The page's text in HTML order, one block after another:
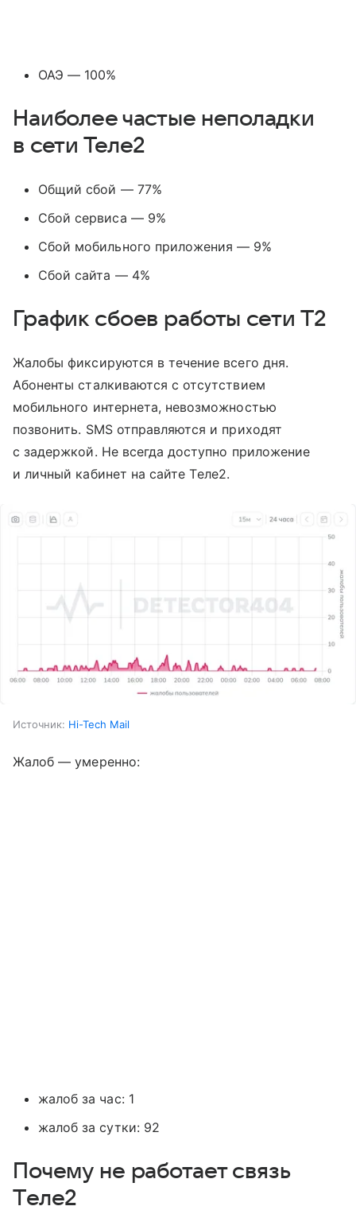
ОАЭ — 100%
Наиболее частые неполадки
в сети Теле2
Общий сбой — 77%
Сбой сервиса — 9%
Сбой мобильного приложения — 9%
Сбой сайта — 4%
График сбоев работы сети T2
Жалобы фиксируются в течение всего дня.
Абоненты сталкиваются с отсутствием
мобильного интернета, невозможностью
позвонить. SMS отправляются и приходят
с задержкой. Не всегда доступно приложение
и личный кабинет на сайте Tеле2.
Источник: Hi-Tech Mail
Жалоб — умеренно:
жалоб за час: 1
жалоб за сутки: 92
Почему не работает связь
Tеле2